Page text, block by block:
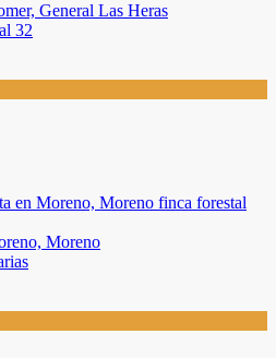
General Las Heras
32
Moreno